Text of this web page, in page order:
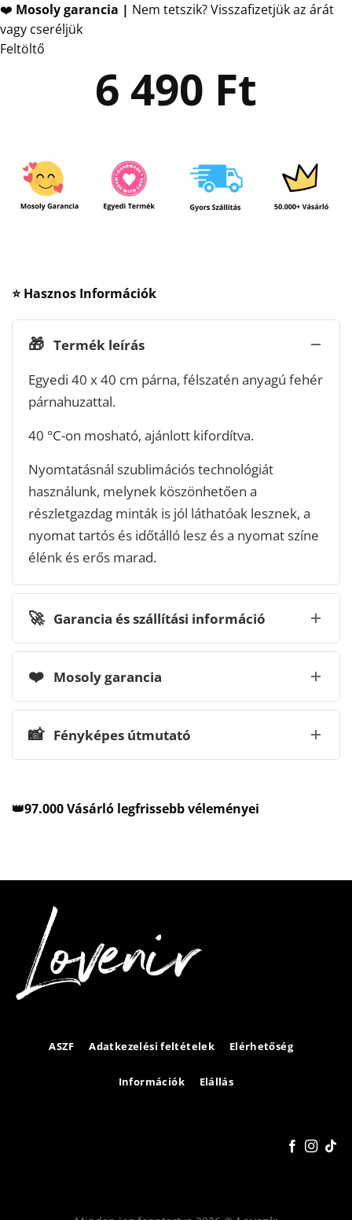
❤️ Mosoly garancia | Nem tetszik? Visszafizetjük az árát
vagy cseréljük
Feltöltő
6 490 Ft
⭐ Hasznos Információk
🎁 Termék leírás
Egyedi 40 x 40 cm párna, félszatén anyagú fehér
párnahuzattal.
40 °C-on mosható, ajánlott kifordítva.
Nyomtatásnál szublimációs technológiát
használunk, melynek köszönhetően a
részletgazdag minták is jól láthatóak lesznek, a
nyomat tartós és időtálló lesz és a nyomat színe
élénk és erős marad.
🚀 Garancia és szállítási információ
❤️ Mosoly garancia
📸 Fényképes útmutató
👑97.000 Vásárló legfrissebb véleményei
ASZF Adatkezelési feltételek Elérhetőség
Információk Elállás